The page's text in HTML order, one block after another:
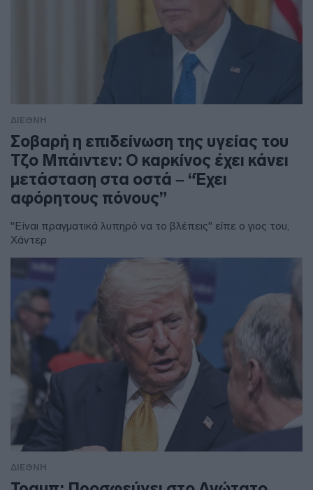
ΔΙΕΘΝΗ
Σοβαρή η επιδείνωση της υγείας του
Τζο Μπάιντεν: Ο καρκίνος έχει κάνει
μετάσταση στα οστά – “Έχει
αφόρητους πόνους”
"Είναι πραγματικά λυπηρό να το βλέπεις" είπε ο γιος του,
Χάντερ
ΔΙΕΘΝΗ